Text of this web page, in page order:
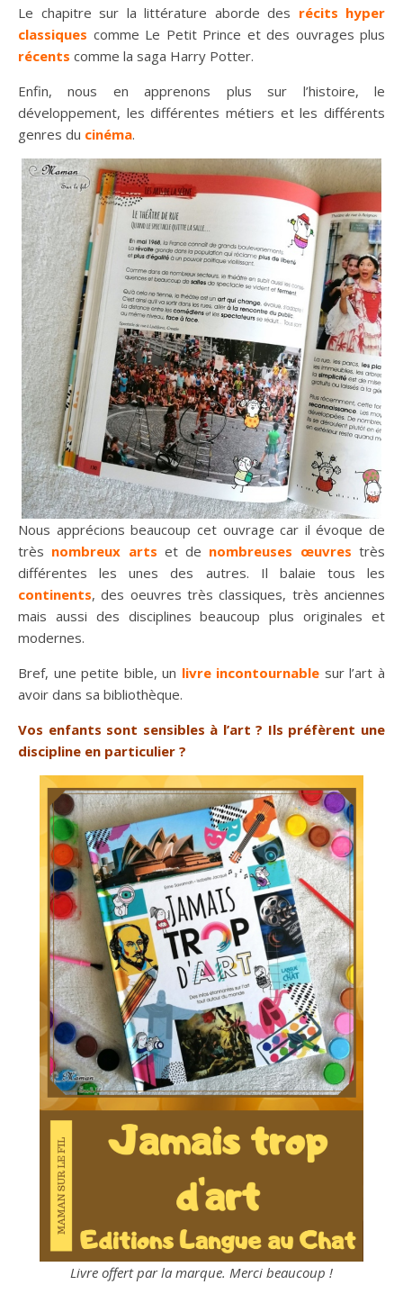
Le chapitre sur la littérature aborde des récits hyper
classiques comme Le Petit Prince et des ouvrages plus
récents comme la saga Harry Potter.
Enfin, nous en apprenons plus sur l’histoire, le
développement, les différentes métiers et les différents
genres du cinéma.
Nous apprécions beaucoup cet ouvrage car il évoque de
très nombreux arts et de nombreuses œuvres très
différentes les unes des autres. Il balaie tous les
continents, des oeuvres très classiques, très anciennes
mais aussi des disciplines beaucoup plus originales et
modernes.
Bref, une petite bible, un livre incontournable sur l’art à
avoir dans sa bibliothèque.
Vos enfants sont sensibles à l’art ? Ils préfèrent une
discipline en particulier ?
Livre offert par la marque. Merci beaucoup !